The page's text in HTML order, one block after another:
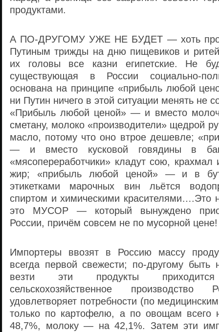
продуктами.
А ПО-ДРУГОМУ УЖЕ НЕ БУДЕТ — хоть
Путиным трижды на дню пищевиков и
их головы все казни египетские. Не
существующая в России социально-
основана на принципе «прибыль любой
ни Путин ничего в этой ситуации менять не
«Прибыль любой ценой» — и вместо
сметану, молоко «производители» щедрой
масло, потому что оно втрое дешевле;
— и вместо кусковой говядины в
«мясопереработчики» кладут сою,
жир; «прибыль любой ценой» — и в
этикетками марочных вин льётся
спиртом и химическими красителями….Это
это МУСОР — который вынуждено
России, причём совсем не по мусорной цене!
Импортеры ввозят в Россию массу
всегда первой свежести; по-другому быть
везти эти продукты
сельскохозяйственное производство
удовлетворяет потребности (по
только по картофелю, а по овощам
48,7%, молоку — на 42,1%. Затем эти